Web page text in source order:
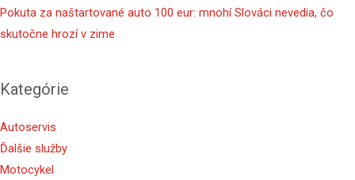
Pokuta za naštartované auto 100 eur: mnohí Slováci nevedia, čo
skutočne hrozí v zime
Kategórie
Autoservis
Ďalšie služby
Motocykel